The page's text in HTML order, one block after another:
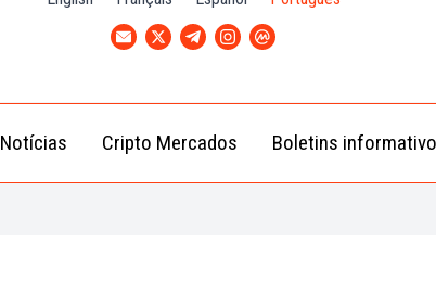
Notícias
Notícias
Cripto
Cripto Mercados
(BTC)
Boletins